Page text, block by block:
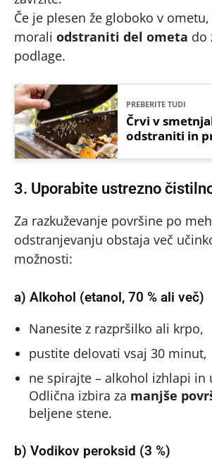
Če je plesen že globoko v
morali odstraniti del ometa do
podlage.
PREBERITE TUDI
Črvi v
odstraniti in
3. Uporabite ustrezno
Za razkuževanje površine po
odstranjevanju obstaja več
možnosti:
a) Alkohol (etanol, 70 % ali več)
Nanesite z razpršilko ali krpo,
pustite delovati vsaj 30 minut,
ne spirajte – alkohol izhlapi in
Odlična izbira za manjše
beljene stene.
b) Vodikov peroksid (3 %)